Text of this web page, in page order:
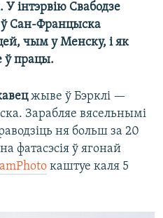
інтэрвію Свабодзе
ў Сан-Францыска
чым у Менску, і як
ў працы.
жыве ў Бэрклі —
Зарабляе вясельнымі
ня больш за 20
фатасэсія ў ягонай
каштуе каля 5